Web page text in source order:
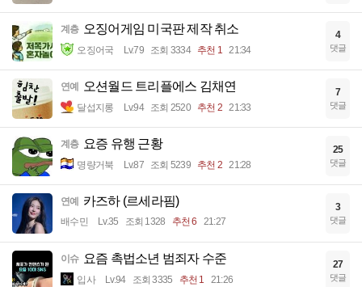
계층 오징어게임 미국판 제작 취소
오징어국 Lv.79 조회 3334 추천 1 21:34
4
댓글
연예 오션월드 트리플에스 김채연
달섭지롱 Lv.94 조회 2520 추천 2 21:33
7
댓글
계층 요증 유행 근황
명량거북 Lv.87 조회 5239 추천 2 21:28
25
댓글
연예 카즈하 (르세라핌)
배수민 Lv.35 조회 1328 추천 6 21:27
3
댓글
이슈 요즘 촉법소년 범죄자 수준
입사 Lv.94 조회 3335 추천 1 21:26
27
댓글